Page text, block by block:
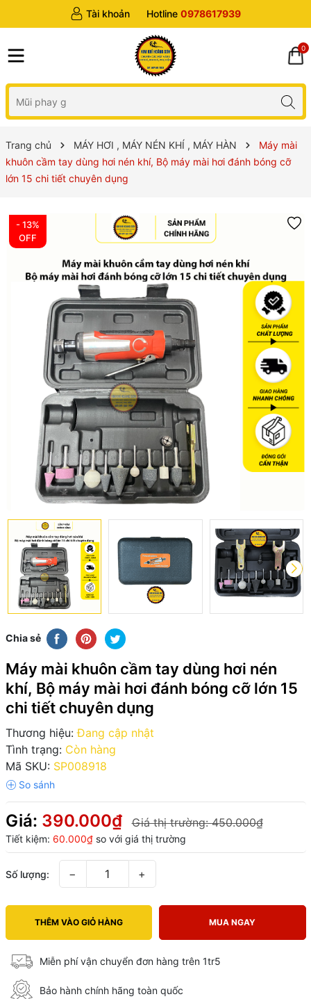
Tài khoản Hotline 0978617939
0
Trang chủ MÁY HƠI , MÁY NÉN KHÍ , MÁY HÀN
Máy mài
khuôn cầm tay dùng hơi nén khí, Bộ máy mài hơi đánh bóng cỡ
lớn 15 chi tiết chuyên dụng
- 13%
OFF
Chia sẻ
Máy mài khuôn cầm tay dùng hơi nén
khí, Bộ máy mài hơi đánh bóng cỡ lớn 15
chi tiết chuyên dụng
Thương hiệu: Đang cập nhật
Tình trạng: Còn hàng
Mã SKU: SP008918
Giá: 390.000₫ Giá thị trường:450.000₫
Tiết kiệm: 60.000₫so với giá thị trường
Số lượng: − +
THÊM VÀO GIỎ HÀNG MUA NGAY
Miễn phí vận chuyển đơn hàng trên 1tr5
Bảo hành chính hãng toàn quốc